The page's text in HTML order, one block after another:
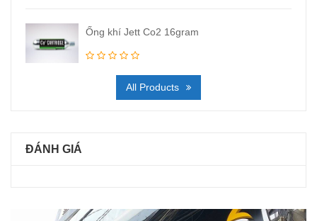
Ống khí Jett Co2 16gram
All Products
ĐÁNH GIÁ